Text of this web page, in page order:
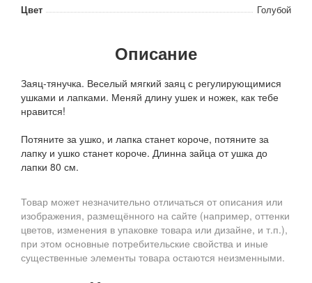
Цвет
Голубой
Описание
Заяц-тянучка. Веселый мягкий заяц с регулирующимися
ушками и лапками. Меняй длину ушек и ножек, как тебе
нравится!
Потяните за ушко, и лапка станет короче, потяните за
лапку и ушко станет короче. Длинна зайца от ушка до
лапки 80 см.
Товар может незначительно отличаться от описания или
изображения, размещённого на сайте (например, оттенки
цветов, изменения в упаковке товара или дизайне, и т.п.),
при этом основные потребительские свойства и иные
существенные элементы товара остаются неизменными.